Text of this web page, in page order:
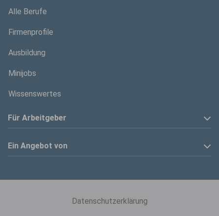
Alle Berufe
Firmenprofile
Ausbildung
Minijobs
Wissenswertes
Für Arbeitgeber
Anzeige schalten
Ein Angebot von
Datenschutzerklärung